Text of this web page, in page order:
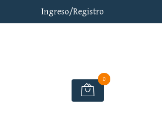
Ingreso/Registro
0